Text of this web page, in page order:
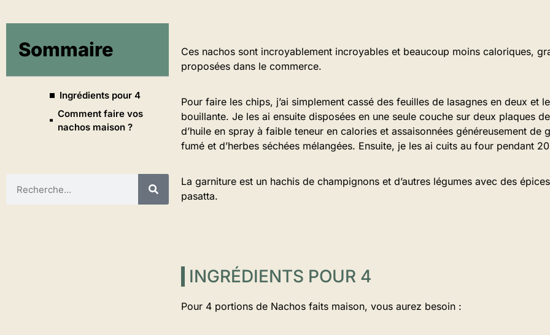
Sommaire
Ingrédients pour 4
Comment faire vos
nachos maison ?
Ces nachos sont incroyablement incroyables et beaucoup moins caloriques,
proposées dans le commerce.
Pour faire les chips, j’ai simplement cassé des feuilles de lasagnes en deux et
bouillante. Je les ai ensuite disposées en une seule couche sur deux plaques
d’huile en spray à faible teneur en calories et assaisonnées généreusement de
fumé et d’herbes séchées mélangées. Ensuite, je les ai cuits au four pendant
La garniture est un hachis de champignons et d’autres légumes avec des
pasatta.
INGRÉDIENTS POUR 4
Pour 4 portions de Nachos faits maison, vous aurez besoin :